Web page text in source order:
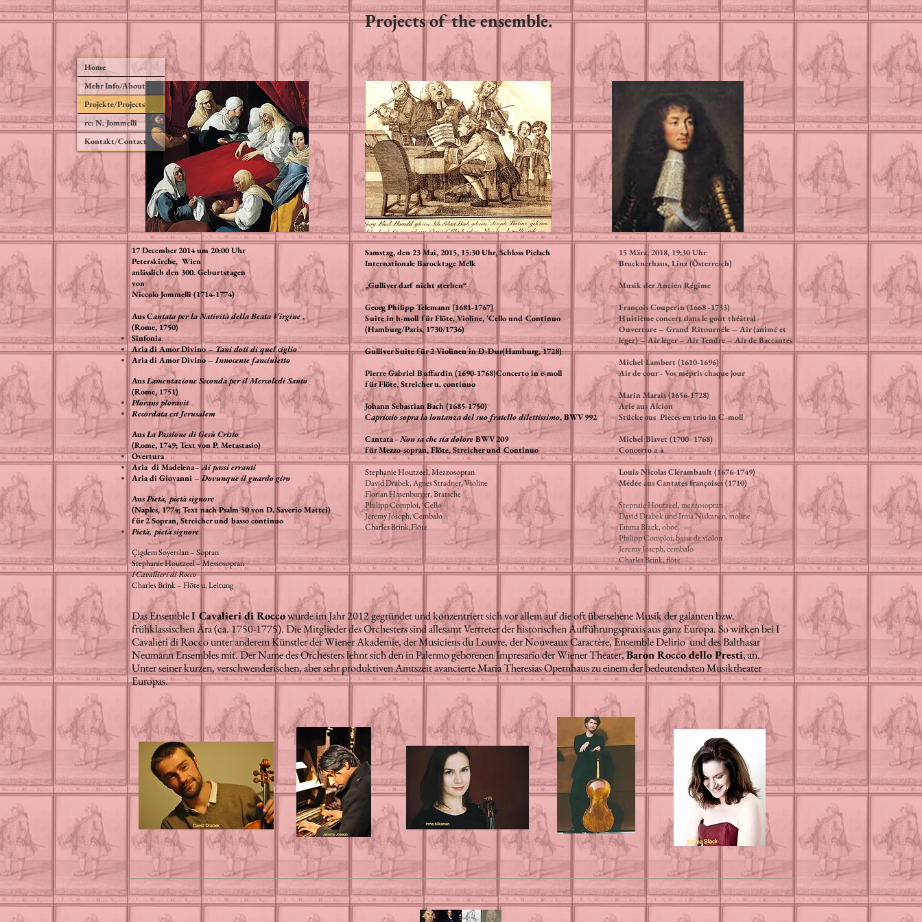
Projects of the ensemble.
17 December 2014 um 20:00 Uhr
Peterskirche, Wien
anlässlich den 300. Geburtstagen
von
Niccolò Jommelli (1714-1774)
Aus Cantata per la Natività della Beata Virgine,
(Rome, 1750)
Sinfonia
Aria di Amor Divino –Tani doti di quel ciglio
Aria di Amor Divino –Innocente fanciuletto
AusLamentazione Seconda per il Mercoledi Santo
(Rome, 1751)
Plorans ploravit
Recordata est Jerusalem
AusLa Passione di Gesù Cristo
(Rome, 1749; Text von P. Metastasio)
Overtura
Aria di Madelena–Ai passi erranti
Aria di Giovanni –Dovunque il guardo giro
AusPietà, pietà signore
(Naples, 1774; Text nach Psalm 50 von D. Saverio Mattei)
für 2 Sopran, Streicher und basso continuo
Pietà, pietà signore
Çigdem Soyerslan – Sopran
Stephanie Houtzeel – Messosopran
I Cavallieri di Rocco
Charles Brink – Flöte u. Leitung
Samstag, den 23 Mai, 2015, 15:30 Uhr, Schloss Pielach
Internationale Barocktage Melk
„Gulliver darf nicht sterben“
Georg Philipp Telemann [1681-1767]
Suite in h-moll für Flöte, Violine, 'Cello und Continuo
(Hamburg/Paris, 1730/1736)
Gulliver Suite für 2 Violinen in D-Dur(Hamburg, 1728)
Pierre Gabriel Buffardin (1690-1768)Concerto in e-moll
für Flöte,Streicher u. continuo
Johann Sebastian Bach (1685-1750)
Capriccio sopra la lontanza del suo fratello dilettissimo, BWV 992
Cantata -Non sa che sia doloreBWV 209
für Mezzo-sopran, Flöte, Streicher und Continuo
Stephanie Houtzeel, Mezzosopran
David Drabek, Agnes Stradner, Violine
Florian Hasenburger, Bratsche
Philipp Comploi, ‘Cello
Jeremy Joseph, Cembalo
Charles Brink,Flöte
15 März, 2018, 19:30 Uhr
Brucknerhaus, Linz (Österreich)
Musik der Ancien Régime
François Couperin (1668 -1733)
Huitième concert dans le goût théâtral
Ouverture – Grand Ritournéle – Air (animé et
léger) – Air léger – Air Tendre – Air de Baccantes
Michel Lambert (1610-1696)
Air de cour - Vos mépris chaque jour
Marin Marais (1656-1728)
Arie aus Alcion
Stücke aus Pièces en trio in C-moll
Michel Blavet (1700- 1768)
Concerto a 4
Louis-Nicolas Clérambault (1676-1749)
Médée aus Cantates françoises (1710)
Stepnaie Houtzeel, mezzosopran
David Drabek und Irma Niskanen, violine
Emma Black, oboe
Philipp Comploi, basse de violon
Jeremy Joseph, cembalo
Charles Brink, flöte
Das EnsembleI Cavalieri di Roccowurde im Jahr 2012 gegründet und konzentriert sich vor allem auf die oft übersehene Musik der galanten bzw.
frühklassischen Ära (ca. 1750-1775). Die Mitglieder des Orchesters sind allesamt Vertreter der historischen Aufführungspraxis aus ganz Europa. So wirken bei I
Cavalieri di Rocco unter anderem Künstler der Wiener Akademie, der Musiciens du Louvre, der Nouveaux Caractère, Ensemble Delirio und des Balthasar
Neumann Ensembles mit. Der Name des Orchesters lehnt sich den in Palermo geborenen Impresario der Wiener Theater,Baron Rocco dello Presti, an.
Unter seiner kurzen, verschwenderischen, aber sehr produktiven Amtszeit avancierte Maria Theresias Opernhaus zu einem der bedeutendsten Musiktheater
Europas.
Home
Mehr Info/About
Projekte/Projects
re: N. Jommelli
Kontakt/Contact